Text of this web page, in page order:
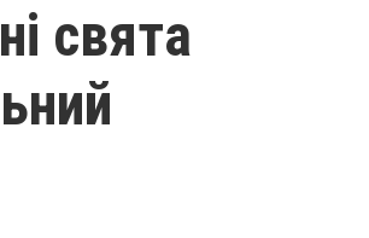
свята